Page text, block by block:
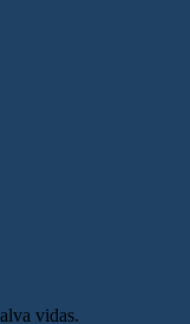
vidas.